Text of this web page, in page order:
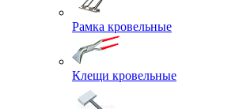
Рамка кровельные
Клещи кровельные